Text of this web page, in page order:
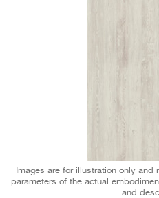
Images are for illustration only and
parameters of the actual
and